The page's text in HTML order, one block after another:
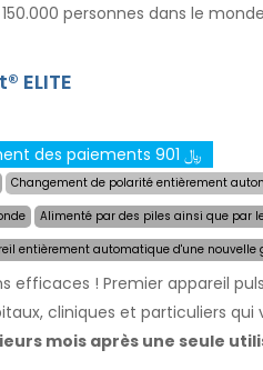
personnes dans le
ELITE
Formulaire de fractionnement des paiements 901 ﷼
Changement de polarité entièrement
Alimenté par des piles ainsi que par
entièrement automatique d'une nouvelle
efficaces ! Premier appareil
cliniques et particuliers qui
mois après une seule